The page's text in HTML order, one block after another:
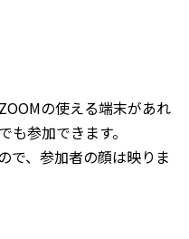
の使える端末があれ
参加できます。
で、参加者の顔は映りま